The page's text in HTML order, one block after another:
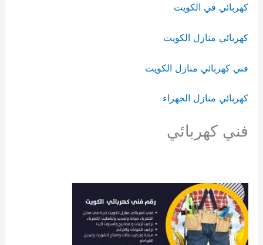
كهربائي في الكويت
كهربائي منازل الكويت
فني كهربائي منازل الكويت
كهربائي منازل الجهراء
فني كهربائي